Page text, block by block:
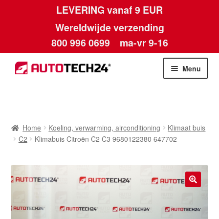
LEVERING vanaf 9 EUR
Wereldwijde verzending
800 996 0699 ma-vr 9-16
Ga
door
Ga
naar
Menu
Betalingen
Home Koeling, verwarming, airconditioning
Klimaat buis
C2
Klimabuis Citroën C2 C3 9680122380 647702